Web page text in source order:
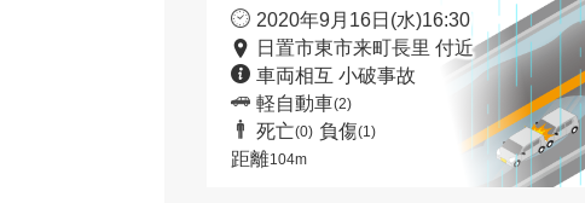
2020年9月16日(水)16:30
日置市東市来町長里 付近
車両相互 小破事故
軽自動車(2)
死亡(0) 負傷(1)
距離104m